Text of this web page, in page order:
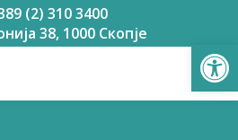
(2) 310 3400
38, 1000 Скопје